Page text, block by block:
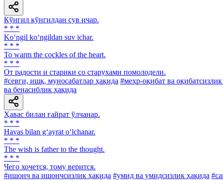
Кўнгил кўнгилдан сув ичар.
* * *
Ko‘ngil ko‘ngildan suv ichar.
* * *
To warm the cockles of the heart.
* * *
От радости и старики со старухами помолодели.
#севги, ишқ, муносабатлар ҳақида #меҳр-оқибат ва
ва бенасиблик ҳақида
Ҳавас билан ғайрат ўлчанар.
* * *
Havas bilan g‘ayrat o‘lchanar.
* * *
The wish is father to the thought.
* * *
Чего хочется, тому верится.
#ишонч ва ишончсизлик ҳақида #умид ва умидсизлик ҳақида